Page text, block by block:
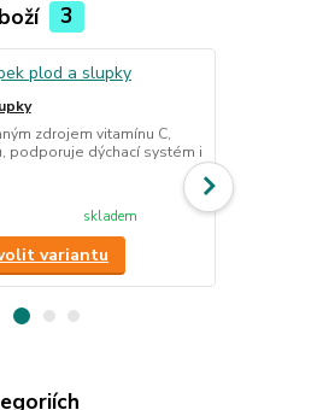
3
zdrojem vitamínu C,
podporuje dýchací systém i
skladem
variantu